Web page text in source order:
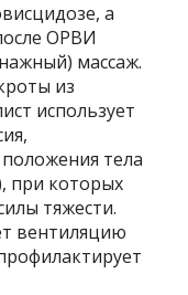
а
ОРВИ
массаж.
из
использует
тела
при которых
тяжести.
вентиляцию